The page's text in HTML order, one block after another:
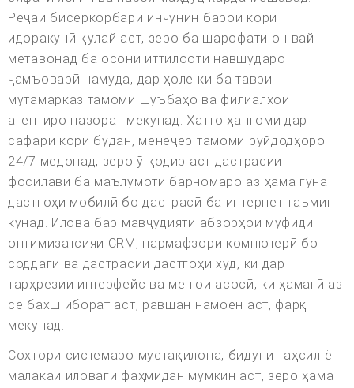
Реҷаи бисёркорбарӣ инчунин барои кори
идоракунӣ қулай аст, зеро ба шарофати он вай
метавонад ба осонӣ иттилооти навшударо
ҷамъоварӣ намуда, дар ҳоле ки ба таври
мутамарказ тамоми шӯъбаҳо ва филиалҳои
агентиро назорат мекунад. Ҳатто ҳангоми дар
сафари корӣ будан, менеҷер тамоми рӯйдодҳоро
24/7 медонад, зеро ӯ қодир аст дастрасии
фосилавӣ ба маълумоти барномаро аз ҳама гуна
дастгоҳи мобилӣ бо дастрасӣ ба интернет таъмин
кунад. Илова бар мавҷудияти абзорҳои муфиди
оптимизатсияи CRM, нармафзори компютерӣ бо
соддагӣ ва дастрасии дастгоҳи худ, ки дар
тарҳрезии интерфейс ва менюи асосӣ, ки ҳамагӣ аз
се бахш иборат аст, равшан намоён аст, фарқ
мекунад.
Сохтори системаро мустақилона, бидуни таҳсил ё
малакаи иловагӣ фаҳмидан мумкин аст, зеро ҳама